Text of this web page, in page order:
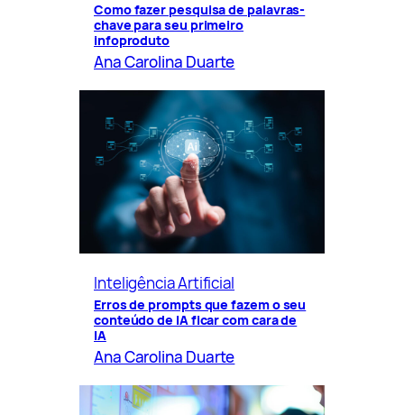
Como fazer pesquisa de palavras-
chave para seu primeiro
infoproduto
Ana Carolina Duarte
Inteligência Artificial
Erros de prompts que fazem o seu
conteúdo de IA ficar com cara de
IA
Ana Carolina Duarte